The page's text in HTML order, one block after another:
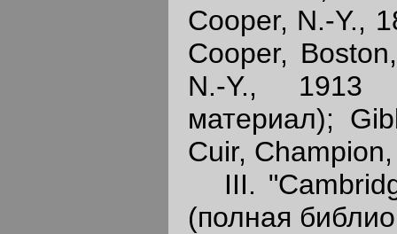
Cooper, N.-Y.,
Cooper,
N.-Y., 1913
материал);
Cuir,
III.
(полная